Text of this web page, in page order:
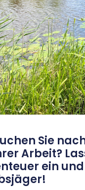
Sie
Arbeit?
ein